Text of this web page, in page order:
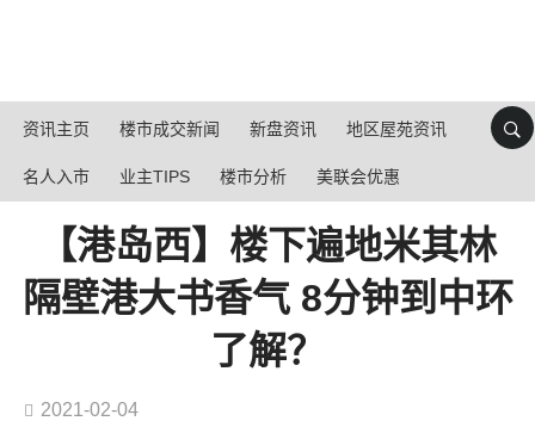
资讯主页 楼市成交新闻 新盘资讯 地区屋苑资讯
名人入市 业主TIPS 楼市分析 美联会优惠
【港岛西】楼下遍地米其林
隔壁港大书香气 8分钟到中环
了解？
2021-02-04